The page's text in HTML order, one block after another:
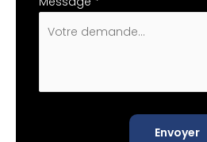
Envoyer